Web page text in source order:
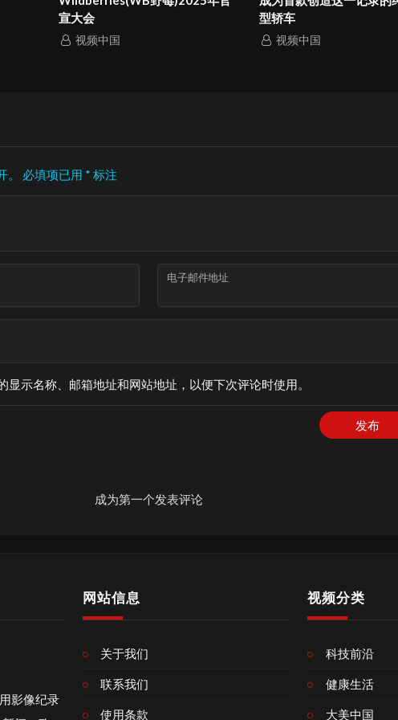
宣大会
视频中国
型轿车
视频中国
必填项已用 * 标注
电子邮件地址
显示名称、邮箱地址和网站地址，以便下次评论时使用。
发布
成为第一个发表评论
影像纪录
网站信息
关于我们
联系我们
使用条款
视频分类
科技前沿
健康生活
大美中国